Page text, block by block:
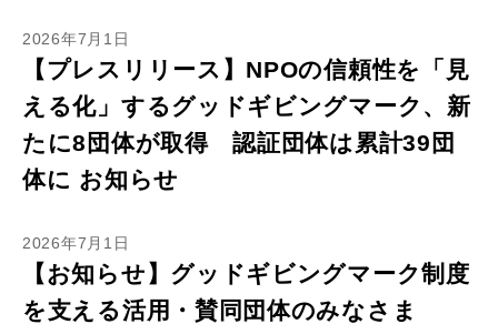
2026年7月1日
【プレスリリース】NPOの信頼性を「見
える化」するグッドギビングマーク、新
たに8団体が取得 認証団体は累計39団
体に お知らせ
2026年7月1日
【お知らせ】グッドギビングマーク制度
を支える活用・賛同団体のみなさま